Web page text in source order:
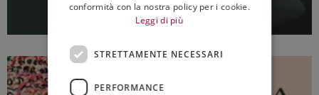
conformità con la nostra policy per i cookie.
Leggi di più
STRETTAMENTE NECESSARI
PERFORMANCE